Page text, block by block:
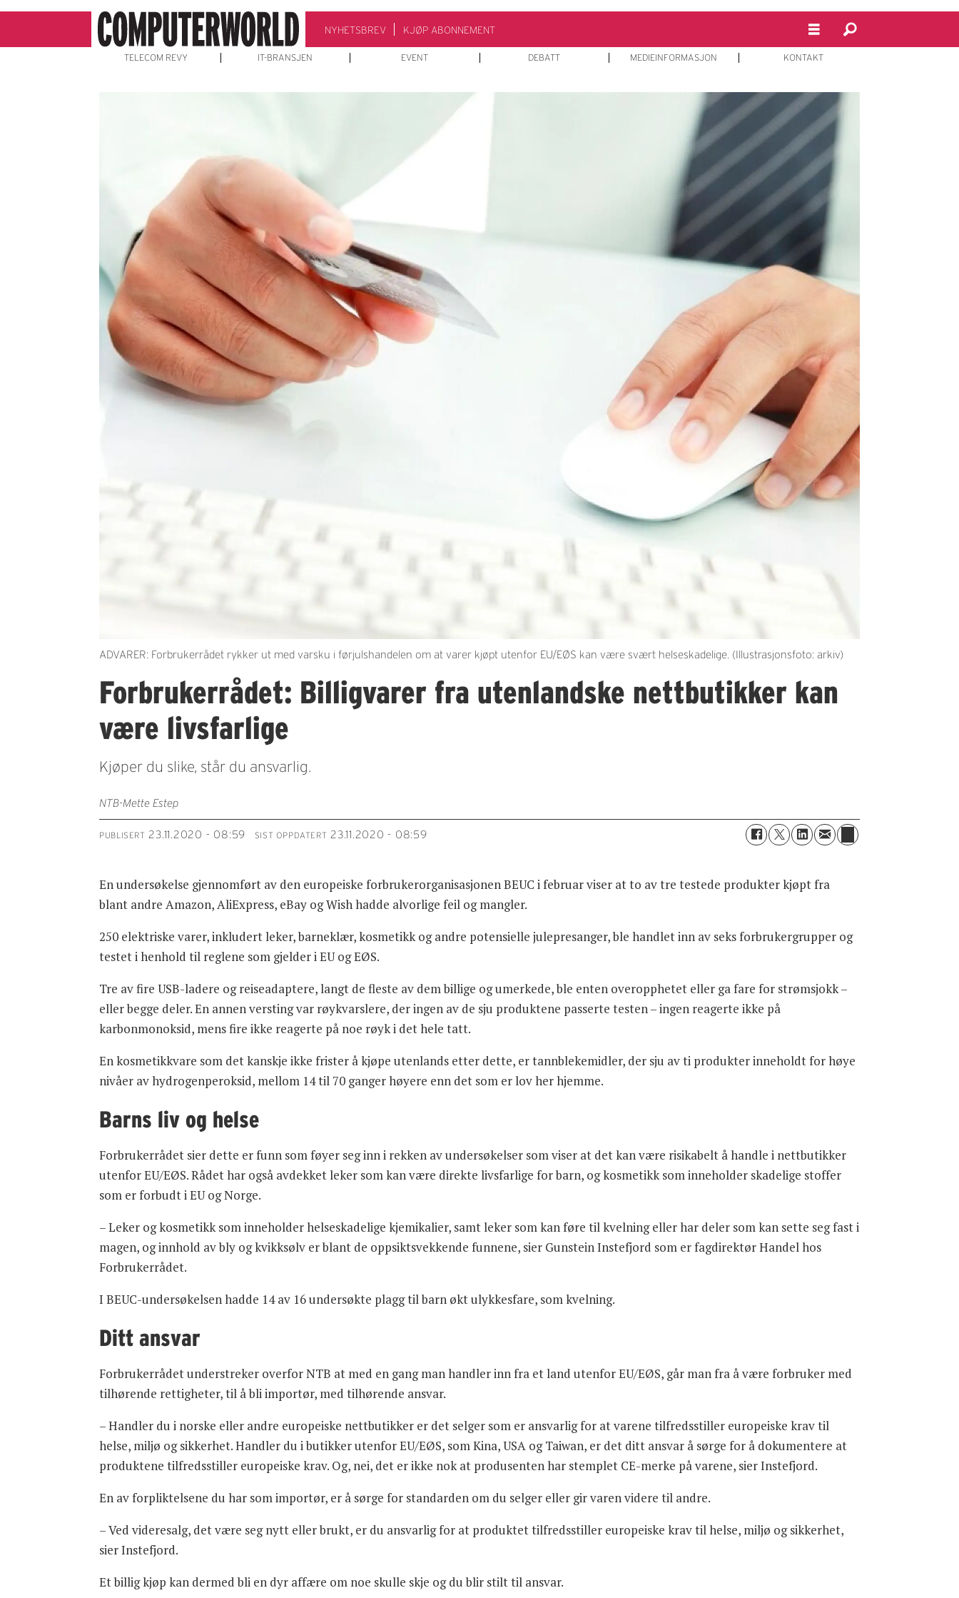
NYHETSBREV KJØP ABONNEMENT
TELECOM REVY IT-BRANSJEN EVENT DEBATT MEDIEINFORMASJON KONTAKT
ADVARER: Forbrukerrådet rykker ut med varsku i førjulshandelen om at varer kjøpt utenfor EU/EØS kan være svært helseskadelige. (Illustrasjonsfoto: arkiv)
Forbrukerrådet: Billigvarer fra utenlandske nettbutikker kan
være livsfarlige
Kjøper du slike, står du ansvarlig.
NTB-Mette Estep
PUBLISERT 23.11.2020 - 08:59 SIST OPPDATERT 23.11.2020 - 08:59
En undersøkelse gjennomført av den europeiske forbrukerorganisasjonen BEUC i februar viser at to av tre testede produkter kjøpt fra
blant andre Amazon, AliExpress, eBay og Wish hadde alvorlige feil og mangler.
250 elektriske varer, inkludert leker, barneklær, kosmetikk og andre potensielle julepresanger, ble handlet inn av seks forbrukergrupper og
testet i henhold til reglene som gjelder i EU og EØS.
Tre av fire USB-ladere og reiseadaptere, langt de fleste av dem billige og umerkede, ble enten overopphetet eller ga fare for strømsjokk –
eller begge deler. En annen versting var røykvarslere, der ingen av de sju produktene passerte testen – ingen reagerte ikke på
karbonmonoksid, mens fire ikke reagerte på noe røyk i det hele tatt.
En kosmetikkvare som det kanskje ikke frister å kjøpe utenlands etter dette, er tannblekemidler, der sju av ti produkter inneholdt for høye
nivåer av hydrogenperoksid, mellom 14 til 70 ganger høyere enn det som er lov her hjemme.
Barns liv og helse
Forbrukerrådet sier dette er funn som føyer seg inn i rekken av undersøkelser som viser at det kan være risikabelt å handle i nettbutikker
utenfor EU/EØS. Rådet har også avdekket leker som kan være direkte livsfarlige for barn, og kosmetikk som inneholder skadelige stoffer
som er forbudt i EU og Norge.
– Leker og kosmetikk som inneholder helseskadelige kjemikalier, samt leker som kan føre til kvelning eller har deler som kan sette seg fast i
magen, og innhold av bly og kvikksølv er blant de oppsiktsvekkende funnene, sier Gunstein Instefjord som er fagdirektør Handel hos
Forbrukerrådet.
I BEUC-undersøkelsen hadde 14 av 16 undersøkte plagg til barn økt ulykkesfare, som kvelning.
Ditt ansvar
Forbrukerrådet understreker overfor NTB at med en gang man handler inn fra et land utenfor EU/EØS, går man fra å være forbruker med
tilhørende rettigheter, til å bli importør, med tilhørende ansvar.
– Handler du i norske eller andre europeiske nettbutikker er det selger som er ansvarlig for at varene tilfredsstiller europeiske krav til
helse, miljø og sikkerhet. Handler du i butikker utenfor EU/EØS, som Kina, USA og Taiwan, er det ditt ansvar å sørge for å dokumentere at
produktene tilfredsstiller europeiske krav. Og, nei, det er ikke nok at produsenten har stemplet CE-merke på varene, sier Instefjord.
En av forpliktelsene du har som importør, er å sørge for standarden om du selger eller gir varen videre til andre.
– Ved videresalg, det være seg nytt eller brukt, er du ansvarlig for at produktet tilfredsstiller europeiske krav til helse, miljø og sikkerhet,
sier Instefjord.
Et billig kjøp kan dermed bli en dyr affære om noe skulle skje og du blir stilt til ansvar.